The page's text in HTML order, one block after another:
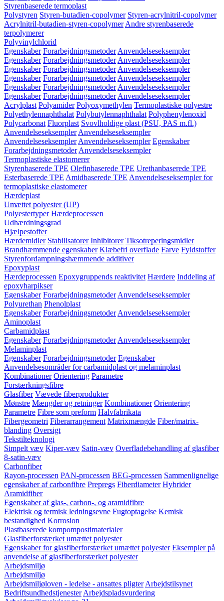
Styrenbaserede termoplast
Polystyren Styren-butadien-copolymer Styren-acrylnitril-copolymer
Acrylnitril-butadien-styren-copolymer Andre styrenbaserede
terpolymerer
Polyvinylchlorid
Egenskaber Forarbejdningsmetoder Anvendelseseksempler
Egenskaber Forarbejdningsmetoder Anvendelseseksempler
Egenskaber Forarbejdningsmetoder Anvendelseseksempler
Egenskaber Forarbejdningsmetoder Anvendelseseksempler
Egenskaber Forarbejdningsmetoder Anvendelseseksempler
Egenskaber Forarbejdningsmetoder Anvendelseseksempler
Acrylplast Polyamider Polyoxymethylen Termoplastiske polyestre
Polyethylennaphthalat Polybutylennaphthalat Polyphenylenoxid
Polycarbonat Fluorplast Svovlholdige plast (PSU, PAS m.fl.)
Anvendelseseksempler Anvendelseseksempler
Anvendelseseksempler Anvendelseseksempler Egenskaber
Forarbejdningsmetoder Anvendelseseksempler
Termoplastiske elastomerer
Styrenbaserede TPE Olefinbaserede TPE Urethanbaserede TPE
Esterbaserede TPE Amidbaserede TPE Anvendelseseksempler for
termoplastiske elastomerer
Hærdeplast
Umættet polyester (UP)
Polyestertyper Hærdeprocessen
Udhærdningsgrad
Hjælpestoffer
Hærdemidler Stabilisatorer Inhibitorer Tiksotreperingsmidler
Brandhæmmende egenskaber Klæbefri overflade Farve Fyldstoffer
Styrenfordampningshæmmende additiver
Epoxyplast
Hærdeprocessen Epoxygruppends reaktivitet Hærdere Inddeling af
epoxyharpikser
Egenskaber Forarbejdningsmetoder Anvendelseseksempler
Polyurethan Phenolplast
Egenskaber Forarbejdningsmetoder Anvendelseseksempler
Aminoplast
Carbamidplast
Egenskaber Forarbejdningsmetoder Anvendelseseksempler
Melaminplast
Egenskaber Forarbejdningsmetoder Egenskaber
Anvendelsesområder for carbamidplast og melaminplast
Kombinationer Orientering Parametre
Forstærkningsfibre
Glasfiber Vævede fiberprodukter
Mønstre Mængder og retninger Kombinationer Orientering
Parametre Fibre som preform Halvfabrikata
Fibergeometri Fiberarrangement Matrixmængde Fiber/matrix-
blanding Oversigt
Tekstilteknologi
Simpelt væv Kiper-væv Satin-væv Overfladebehandling af glasfiber
8-satin-væv
Carbonfiber
Rayon-processen PAN-processen BEG-processen Sammenlignelige
egenskaber af carbonfibre Prepregs Fiberdiameter Hybrider
Aramidfiber
Egenskaber af glas-, carbon-, og aramidfibre
Elektrisk og termisk ledningsevne Fugtoptagelse Kemisk
bestandighed Korrosion
Plastbaserede kompompostimaterialer
Glasfiberforstærket umættet polyester
Egenskaber for glasfiberforstærket umættet polyester Eksempler på
anvendelse af glasfiberforstærket polyester
Arbejdsmiljø
Arbejdsmiljø
Arbejdsmiljøloven - ledelse - ansattes pligter Arbejdstilsynet
Bedriftsundhedstjenester Arbejdspladsvurdering